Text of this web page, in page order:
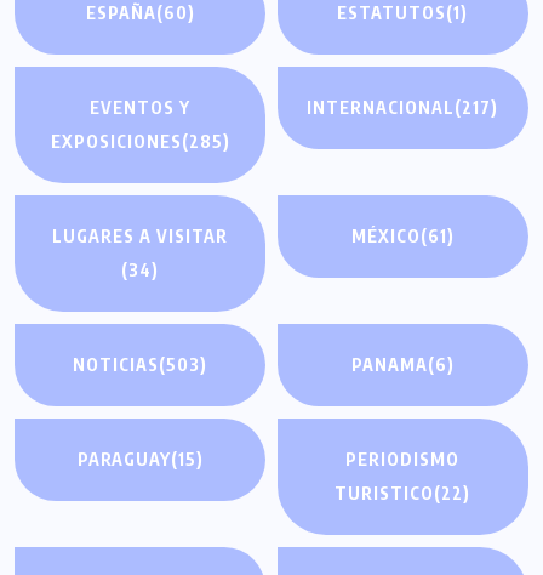
ESPAÑA(60) ESTATUTOS(1)
EVENTOS Y
EXPOSICIONES(285)
INTERNACIONAL(217)
LUGARES A VISITAR
(34)
MÉXICO(61)
NOTICIAS(503) PANAMA(6)
PARAGUAY(15)
PERIODISMO
TURISTICO(22)